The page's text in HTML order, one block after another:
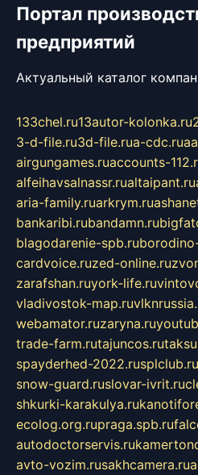
Портал
предприятий
Актуальный каталог
133chel.ru13autor-kolonka.ru
3-d-file.ru3d-file.rua-cdc.ru
airgungames.ruaccounts-
alfeihavsalnassr.rualtaipant.ru
aria-family.ruarkrym.ru
bankaribi.rubandamn.ru
blagodarenie-spb.ru
cardvoice.ruzed-online.ru
zarafshan.ruyork-life.ru
vladivostok-map.ru
webamator.ruzaryna.ru
trade-farm.rutajuncos.ru
spayderhed-2022.rusplclub.ru
snow-guard.ruslovar-ivrit.ru
shkurki-karakulya.ru
ecolog.org.rupraga.spb.ru
autodoctorservis.ru
avto-vozim.rusakhcamera.ru